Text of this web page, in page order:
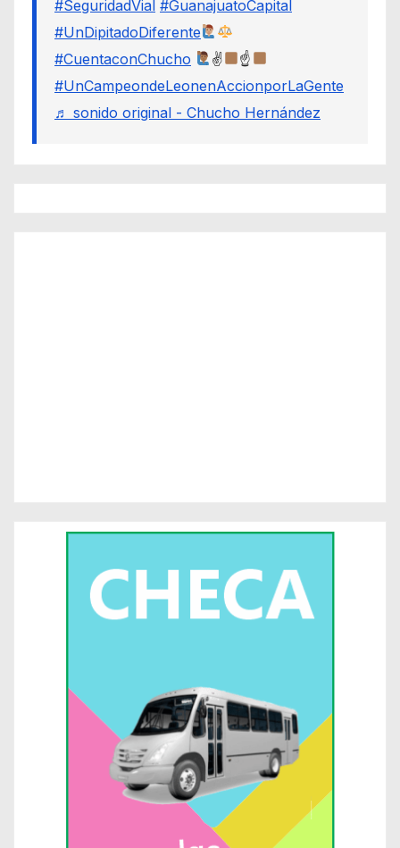
#SeguridadVial #GuanajuatoCapital
#UnDipitadoDiferente
#CuentaconChucho
✌
☝
#UnCampeondeLeonenAccionporLaGente
♬ sonido original - Chucho Hernández